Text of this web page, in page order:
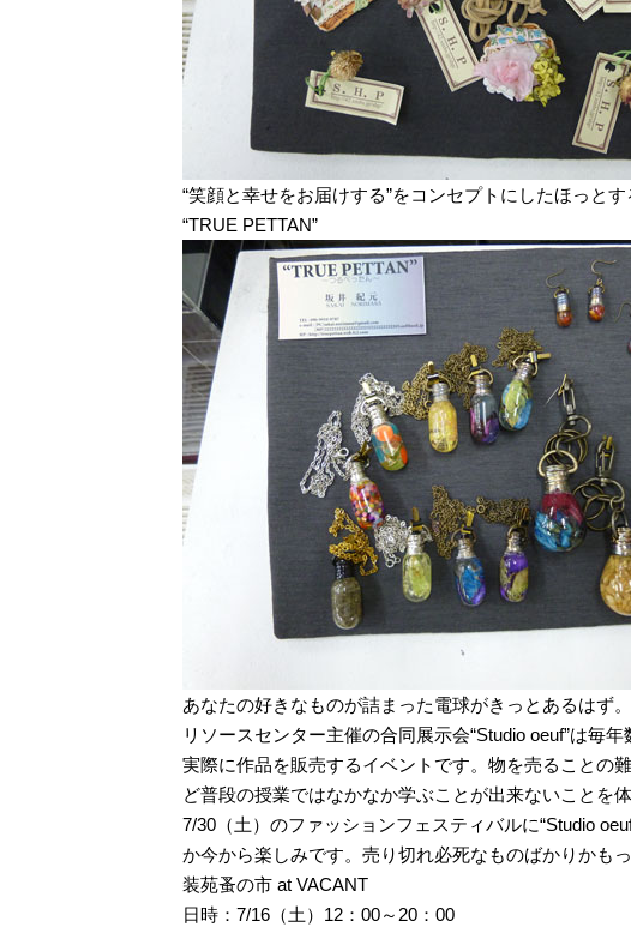
“笑顔と幸せをお届けする”をコンセプトにしたほっと
“TRUE PETTAN”
あなたの好きなものが詰まった電球がきっとあるはず。
リソースセンター主催の合同展示会“Studio oeuf”は毎
実際に作品を販売するイベントです。物を売ることの
ど普段の授業ではなかなか学ぶことが出来ないことを
7/30（土）のファッションフェスティバルに“Studio
か今から楽しみです。売り切れ必死なものばかりかも
装苑蚤の市 at VACANT
日時：7/16（土）12：00～20：00